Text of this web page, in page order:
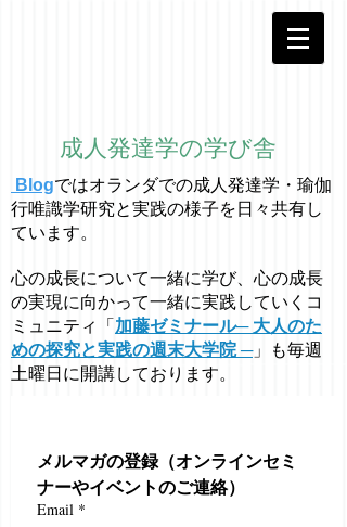
成人発達学の学び舎
Blogではオラ ンダでの成人発達学・ 瑜伽
行唯識学研究と実践の様子を日々共有し
ています。
心の成長について一緒に学び、心の成長
の実現に向かって一緒に実践していくコ
ミュニティ「 加藤ゼミナール─ 大人のた
めの探究と実践の週末大学院 ─」も毎週
土曜日に開講しております。
メルマガの登録（オンラインセミ
ナーやイベントのご連絡）
Email *